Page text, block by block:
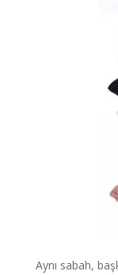
Aynı sabah,